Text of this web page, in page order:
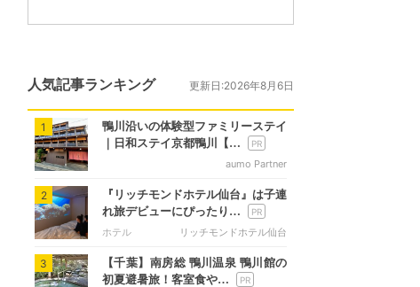
人気記事ランキング 更新日:2026年8月6日
1
鴨川沿いの体験型ファミリーステイ
｜日和ステイ京都鴨川【…
aumo Partner
2
『リッチモンドホテル仙台』は子連
れ旅デビューにぴったり…
ホテル リッチモンドホテル仙台
3
【千葉】南房総 鴨川温泉 鴨川館の
初夏避暑旅！客室食や…